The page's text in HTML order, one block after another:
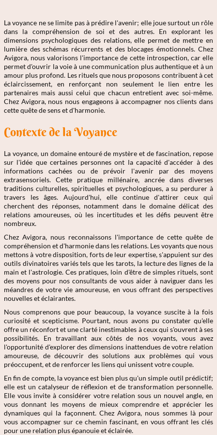
La voyance ne se limite pas à prédire l'avenir; elle joue surtout un rôle
dans la compréhension de soi et des autres. En explorant les
dimensions psychologiques des relations, elle permet de mettre en
lumière des schémas récurrents et des blocages émotionnels. Chez
Avigora, nous valorisons l'importance de cette introspection, car elle
permet d'ouvrir la voie à une communication plus authentique et à un
amour plus profond. Les rituels que nous proposons contribuent à cet
éclaircissement, en renforçant non seulement le lien entre les
partenaires mais aussi celui que chacun entretient avec soi-même.
Chez Avigora, nous nous engageons à accompagner nos clients dans
cette quête de sens et d'harmonie.
Contexte de la Voyance
La voyance, un domaine entouré de mystère et de fascination, repose
sur l'idée que certaines personnes ont la capacité d'accéder à des
informations cachées ou de prévoir l'avenir par des moyens
extrasensoriels. Cette pratique millénaire, ancrée dans diverses
traditions culturelles, spirituelles et psychologiques, a su perdurer à
travers les âges. Aujourd'hui, elle continue d'attirer ceux qui
cherchent des réponses, notamment dans le domaine délicat des
relations amoureuses, où les incertitudes et les défis peuvent être
nombreux.
Chez Avigora, nous reconnaissons l'importance de cette quête de
compréhension et d'harmonie dans les relations. Les voyants que nous
mettons à votre disposition, forts de leur expertise, s'appuient sur des
outils divinatoires variés tels que les tarots, la lecture des lignes de la
main et l'astrologie. Ces pratiques, loin d'être de simples rituels, sont
des moyens pour nos consultants de vous aider à naviguer dans les
méandres de votre vie amoureuse, en vous offrant des perspectives
nouvelles et éclairantes.
Nous comprenons que pour beaucoup, la voyance suscite à la fois
curiosité et scepticisme. Pourtant, nous avons pu constater qu'elle
offre un réconfort et une clarté inestimables à ceux qui s'ouvrent à ses
possibilités. En travaillant aux côtés de nos voyants, vous avez
l'opportunité d'explorer des dimensions inattendues de votre relation
amoureuse, de découvrir des solutions aux problèmes qui vous
préoccupent, et de renforcer les liens qui unissent votre couple.
En fin de compte, la voyance est bien plus qu'un simple outil prédictif;
elle est un catalyseur de réflexion et de transformation personnelle.
Elle vous invite à considérer votre relation sous un nouvel angle, en
vous donnant les moyens de mieux comprendre et apprécier les
dynamiques qui la façonnent. Chez Avigora, nous sommes là pour
vous accompagner sur ce chemin fascinant, en vous offrant les clés
pour une relation plus épanouie et éclairée.